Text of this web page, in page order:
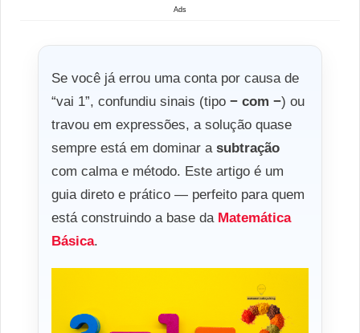
Ads
Se você já errou uma conta por causa de
“vai 1”, confundiu sinais (tipo − com −) ou
travou em expressões, a solução quase
sempre está em dominar a subtração
com calma e método. Este artigo é um
guia direto e prático — perfeito para quem
está construindo a base da Matemática
Básica.